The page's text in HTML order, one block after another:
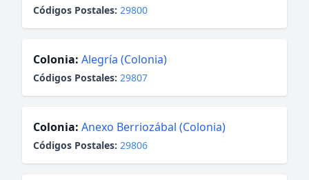
Códigos Postales: 29800
Colonia: Alegría (Colonia)
Códigos Postales: 29807
Colonia: Anexo Berriozábal (Colonia)
Códigos Postales: 29806